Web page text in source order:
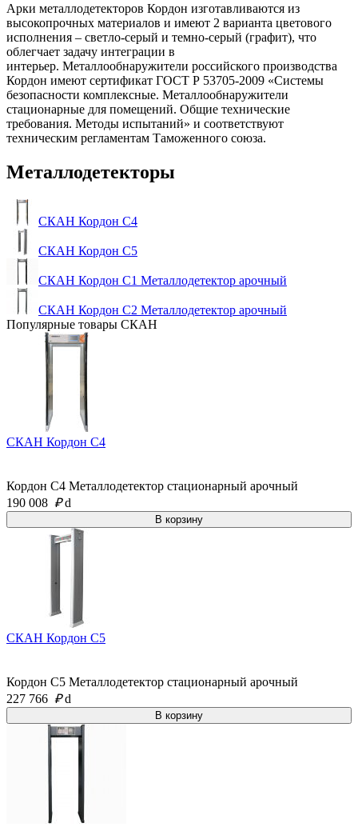
Арки металлодетекторов Кордон изготавливаются из
высокопрочных материалов и имеют 2 варианта цветового
исполнения – светло-серый и темно-серый (графит), что
облегчает задачу интеграции в
интерьер. Металлообнаружители российского производства
Кордон имеют сертификат ГОСТ Р 53705-2009 «Системы
безопасности комплексные. Металлообнаружители
стационарные для помещений. Общие технические
требования. Методы испытаний» и соответствуют
техническим регламентам Таможенного союза.
Металлодетекторы
СКАН Кордон C4
СКАН Кордон C5
СКАН Кордон С1 Металлодетектор арочный
СКАН Кордон С2 Металлодетектор арочный
Популярные товары СКАН
СКАН Кордон C4
Кордон C4 Металлодетектор стационарный арочный
190 008 ₽ d
СКАН Кордон C5
Кордон C5 Металлодетектор стационарный арочный
227 766 ₽ d